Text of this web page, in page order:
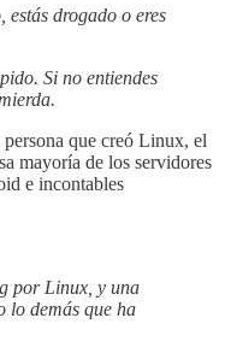
estás drogado o eres
Si no entiendes
persona que creó Linux, el
mayoría de los servidores
e incontables
por Linux, y una
lo demás que ha